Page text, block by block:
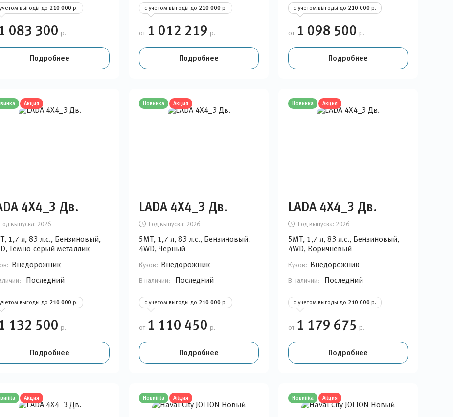
выгоды до 210 000 р.
083 300 р.
Подробнее
с учетом выгоды до 210 000 р.
от 1 012 219 р.
Подробнее
с учетом выгоды до 210 000 р.
от 1 098 500 р.
Подробнее
Акция
4Х4_3 Дв.
Год выпуска: 2026
1,7 л, 83 л.с., Бензиновый,
Темно-серый металлик
Внедорожник
Последний
выгоды до 210 000 р.
132 500 р.
Подробнее
Новинка Акция
LADA 4Х4_3 Дв.
Год выпуска: 2026
5MT, 1,7 л, 83 л.с., Бензиновый,
4WD, Черный
Кузов: Внедорожник
В наличии: Последний
с учетом выгоды до 210 000 р.
от 1 110 450 р.
Подробнее
Новинка Акция
LADA 4Х4_3 Дв.
Год выпуска: 2026
5MT, 1,7 л, 83 л.с., Бензиновый,
4WD, Коричневый
Кузов: Внедорожник
В наличии: Последний
с учетом выгоды до 210 000 р.
от 1 179 675 р.
Подробнее
Акция Новинка Акция Новинка Акция